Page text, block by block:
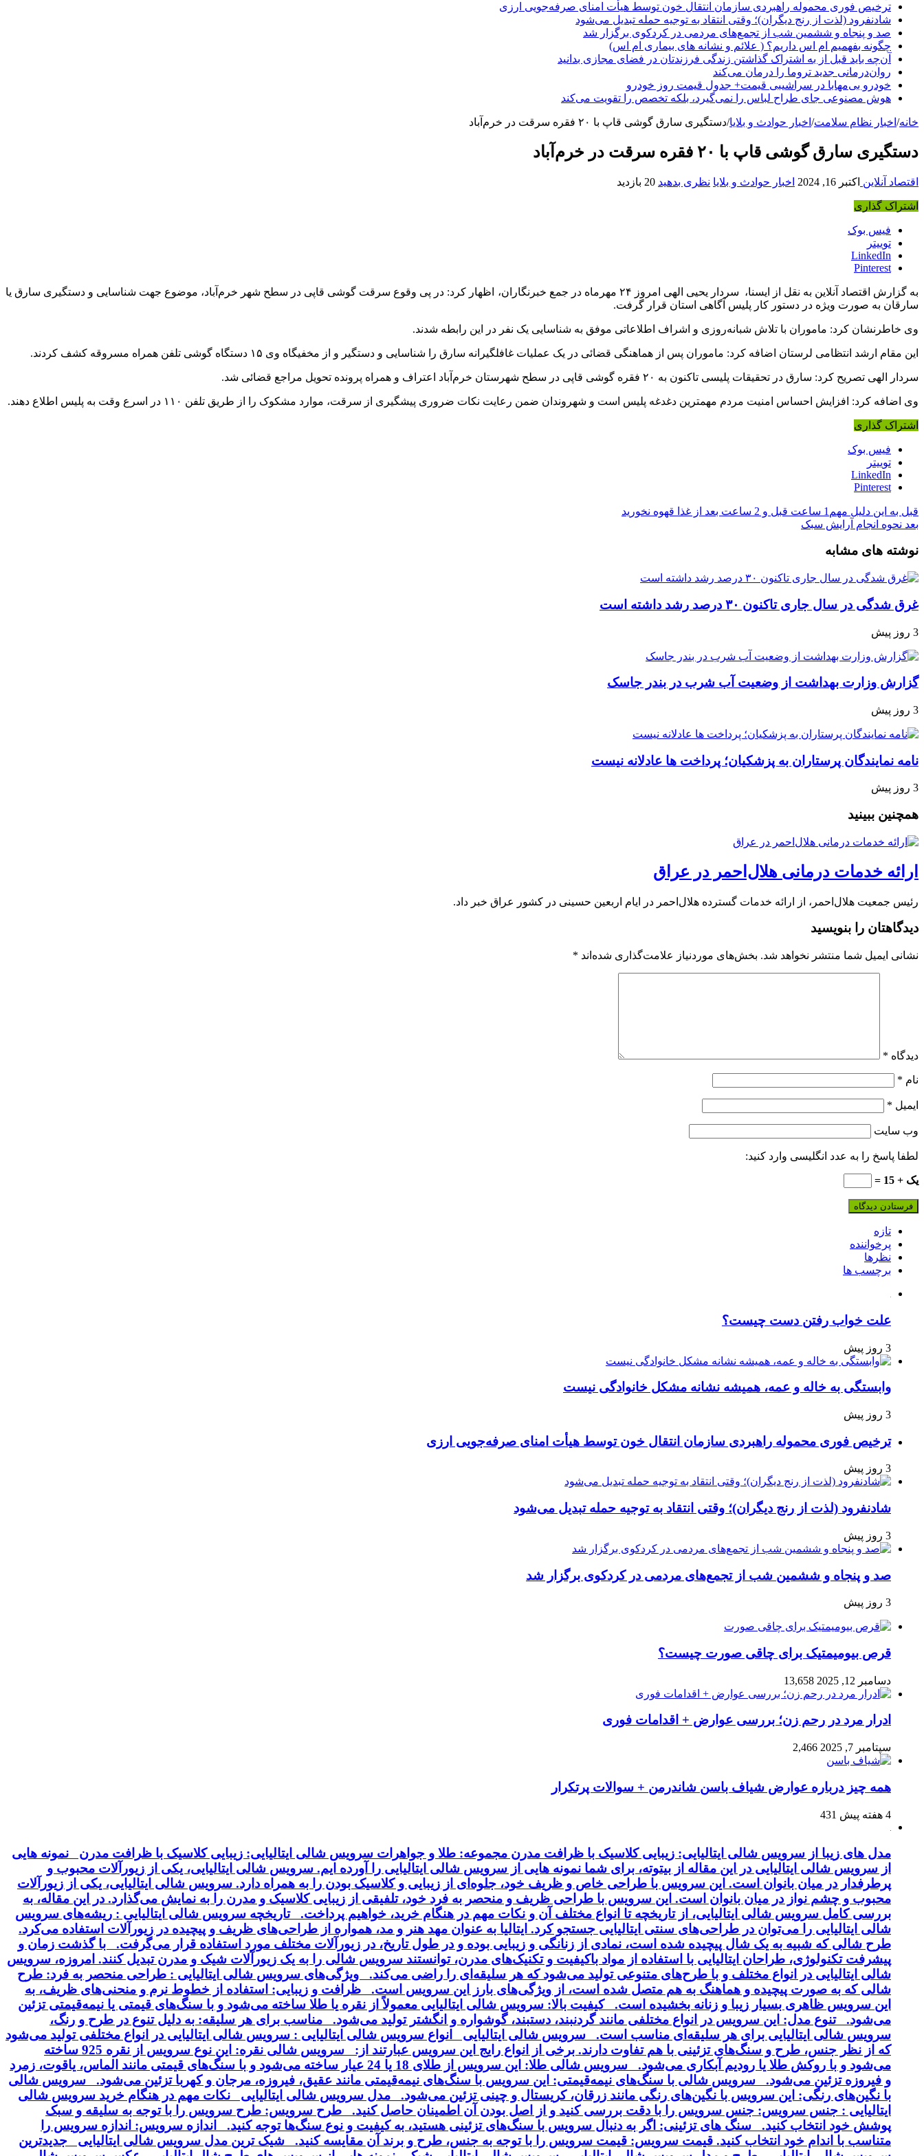
ترخیص فوری محموله راهبردی سازمان انتقال خون توسط هیأت امنای صرفه‌جویی ارزی
شادنفرود (لذت از رنج دیگران)؛ وقتی انتقاد به توجیه حمله تبدیل می‌شود
صد و پنجاه‌ و ششمین شب از تجمع‌های مردمی در کردکوی برگزار شد
چگونه بفهمیم ام اس داریم؟ ( علائم و نشانه های بیماری ام اس)
آن‌چه باید قبل از به اشتراک گذاشتن زندگی فرزندتان در فضای مجازی بدانید
روان‌درمانی جدید تروما را درمان می‌کند
خودرو بی‌مهابا در سراشیبی قیمت+ جدول قیمت روز خودرو
هوش مصنوعی جای طراح لباس را نمی‌گیرد، بلکه تخصص را تقویت می‌کند
خانه/ اخبار نظام سلامت/ اخبار حوادث و بلایا/دستگیری سارق گوشی قاپ با ۲۰ فقره سرقت در خرم‌آباد
دستگیری سارق گوشی قاپ با ۲۰ فقره سرقت در خرم‌آباد
اقتصاد آنلاین اکتبر 16, 2024 اخبار حوادث و بلایا نظری بدهید 20 بازدید
اشتراک گذاری
فیس بوک
توییتر
LinkedIn
Pinterest
به گزارش اقتصاد آنلاین به نقل از ایسنا، سردار یحیی الهی امروز ۲۴ مهرماه در جمع خبرنگاران، اظهار کرد: در پی وقوع سرقت گوشی قاپی در سطح شهر خرم‌آباد، موضوع جهت شناسایی و دستگیری سارق یا
سارقان به صورت ویژه در دستور کار پلیس آگاهی استان قرار گرفت.
وی خاطرنشان کرد: ماموران با تلاش شبانه‌روزی و اشراف اطلاعاتی موفق به شناسایی یک نفر در این رابطه شدند.
این مقام ارشد انتظامی لرستان اضافه کرد: ماموران پس از هماهنگی قضائی در یک عملیات غافلگیرانه سارق را شناسایی و دستگیر و از مخفیگاه وی ۱۵ دستگاه گوشی تلفن همراه مسروقه کشف کردند.
سردار الهی تصریح کرد: سارق در تحقیقات پلیسی تاکنون به ۲۰ فقره گوشی قاپی در سطح شهرستان خرم‌آباد اعتراف و همراه پرونده تحویل مراجع قضائی شد.
وی اضافه کرد: افزایش احساس امنیت مردم مهمترین دغدغه پلیس است و شهروندان ضمن رعایت نکات ضروری پیشگیری از سرقت، موارد مشکوک را از طریق تلفن ۱۱۰ در اسرع وقت به پلیس اطلاع دهند.
اشتراک گذاری
فیس بوک
توییتر
LinkedIn
Pinterest
قبل به این دلیل مهم1 ساعت قبل و 2 ساعت بعد از غذا قهوه نخورید
بعد نحوه انجام آرایش سبک
نوشته های مشابه
غرق شدگی در سال جاری تاکنون ۳۰ درصد رشد داشته است
3 روز پیش
گزارش وزارت بهداشت از وضعیت آب شرب در بندر جاسک
3 روز پیش
نامه نمایندگان پرستاران به پزشکیان؛ پرداخت ها عادلانه نیست
3 روز پیش
همچنین ببینید
ارائه خدمات درمانی هلال‌احمر در عراق
رئیس جمعیت هلال‌احمر، از ارائه خدمات گسترده هلال‌احمر در ایام اربعین حسینی در کشور عراق خبر داد.
دیدگاهتان را بنویسید
نشانی ایمیل شما منتشر نخواهد شد. بخش‌های موردنیاز علامت‌گذاری شده‌اند *
دیدگاه *
نام *
ایمیل *
وب‌ سایت
لطفا پاسخ را به عدد انگلیسی وارد کنید:
یک + 15 =
تازه
پرخواننده
نظرها
برچسب ها
علت خواب رفتن دست چیست؟
3 روز پیش
وابستگی به خاله و عمه، همیشه نشانه مشکل خانوادگی نیست
3 روز پیش
ترخیص فوری محموله راهبردی سازمان انتقال خون توسط هیأت امنای صرفه‌جویی ارزی
3 روز پیش
شادنفرود (لذت از رنج دیگران)؛ وقتی انتقاد به توجیه حمله تبدیل می‌شود
3 روز پیش
صد و پنجاه‌ و ششمین شب از تجمع‌های مردمی در کردکوی برگزار شد
3 روز پیش
قرص بیومیمتیک برای چاقی صورت چیست؟
دسامبر 12, 2025 13,658
ادرار مرد در رحم زن؛ بررسی عوارض + اقدامات فوری
سپتامبر 7, 2025 2,466
همه چیز درباره عوارض شیاف باسن شاندرمن + سوالات پرتکرار
4 هفته پیش 431
مدل های زیبا از سرویس شالی ایتالیایی: زیبایی کلاسیک با ظرافت مدرن مجموعه: طلا و جواهرات سرویس شالی ایتالیایی: زیبایی کلاسیک با ظرافت مدرن نمونه هایی
از سرویس شالی ایتالیایی در این مقاله از بیتوته، برای شما نمونه هایی از سرویس شالی ایتالیایی را آورده ایم. سرویس شالی ایتالیایی، یکی از زیورآلات محبوب و
پرطرفدار در میان بانوان است. این سرویس با طراحی خاص و ظریف خود، جلوه‌ای از زیبایی و کلاسیک بودن را به همراه دارد. سرویس شالی ایتالیایی، یکی از زیورآلات
محبوب و چشم نواز در میان بانوان است. این سرویس با طراحی ظریف و منحصر به فرد خود، تلفیقی از زیبایی کلاسیک و مدرن را به نمایش می‌گذارد. در این مقاله، به
بررسی کامل سرویس شالی ایتالیایی، از تاریخچه تا انواع مختلف آن و نکات مهم در هنگام خرید، خواهیم پرداخت. تاریخچه سرویس شالی ایتالیایی : ریشه‌های سرویس
شالی ایتالیایی را می‌توان در طراحی‌های سنتی ایتالیایی جستجو کرد. ایتالیا به عنوان مهد هنر و مد، همواره از طراحی‌های ظریف و پیچیده در زیورآلات استفاده می‌کرد.
طرح شالی که شبیه به یک شال پیچیده شده است، نمادی از زنانگی و زیبایی بوده و در طول تاریخ، در زیورآلات مختلف مورد استفاده قرار می‌گرفت. با گذشت زمان و
پیشرفت تکنولوژی، طراحان ایتالیایی با استفاده از مواد باکیفیت و تکنیک‌های مدرن، توانستند سرویس شالی را به یک زیورآلات شیک و مدرن تبدیل کنند. امروزه، سرویس
شالی ایتالیایی در انواع مختلف و با طرح‌های متنوعی تولید می‌شود که هر سلیقه‌ای را راضی می‌کند. ویژگی‌های سرویس شالی ایتالیایی : طراحی منحصر به فرد: طرح
شالی که به صورت پیچیده و هماهنگ به هم متصل شده است، از ویژگی‌های بارز این سرویس است. ظرافت و زیبایی: استفاده از خطوط نرم و منحنی‌های ظریف، به
این سرویس ظاهری بسیار زیبا و زنانه بخشیده است. کیفیت بالا: سرویس شالی ایتالیایی معمولاً از نقره یا طلا ساخته می‌شود و با سنگ‌های قیمتی یا نیمه‌قیمتی تزئین
می‌شود. تنوع مدل: این سرویس در انواع مختلفی مانند گردنبند، دستبند، گوشواره و انگشتر تولید می‌شود. مناسب برای هر سلیقه: به دلیل تنوع در طرح و رنگ،
سرویس شالی ایتالیایی برای هر سلیقه‌ای مناسب است. سرویس شالی ایتالیایی انواع سرویس شالی ایتالیایی : سرویس شالی ایتالیایی در انواع مختلفی تولید می‌شود
که از نظر جنس، طرح و سنگ‌های تزئینی با هم تفاوت دارند. برخی از انواع رایج این سرویس عبارتند از: سرویس شالی نقره: این نوع سرویس از نقره 925 ساخته
می‌شود و با روکش طلا یا رودیم آبکاری می‌شود. سرویس شالی طلا: این سرویس از طلای 18 یا 24 عیار ساخته می‌شود و با سنگ‌های قیمتی مانند الماس، یاقوت، زمرد
و فیروزه تزئین می‌شود. سرویس شالی با سنگ‌های نیمه‌قیمتی: این سرویس با سنگ‌های نیمه‌قیمتی مانند عقیق، فیروزه، مرجان و کهربا تزئین می‌شود. سرویس شالی
با نگین‌های رنگی: این سرویس با نگین‌های رنگی مانند زرقان، کریستال و چینی تزئین می‌شود. مدل سرویس شالی ایتالیایی نکات مهم در هنگام خرید سرویس شالی
ایتالیایی : جنس سرویس: جنس سرویس را با دقت بررسی کنید و از اصل بودن آن اطمینان حاصل کنید. طرح سرویس: طرح سرویس را با توجه به سلیقه و سبک
پوشش خود انتخاب کنید. سنگ های تزئینی: اگر به دنبال سرویس با سنگ‌های تزئینی هستید، به کیفیت و نوع سنگ‌ها توجه کنید. اندازه سرویس: اندازه سرویس را
متناسب با اندام خود انتخاب کنید. قیمت سرویس: قیمت سرویس را با توجه به جنس، طرح و برند آن مقایسه کنید. شیک ترین مدل سرویس شالی ایتالیایی جدیدترین